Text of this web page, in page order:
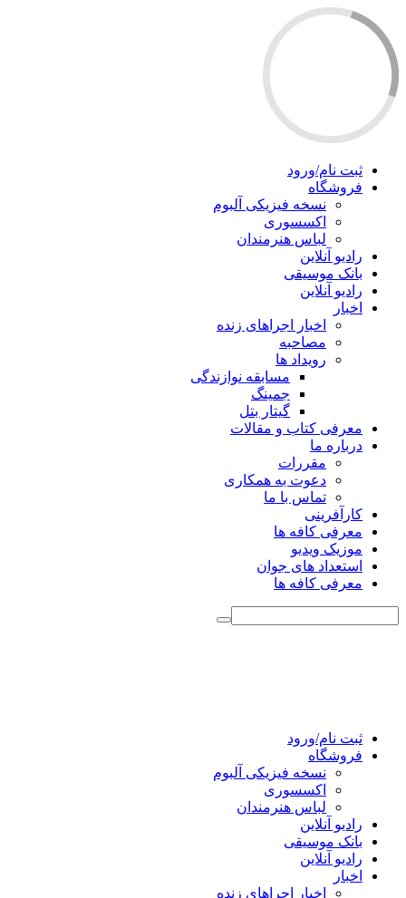
ثبت نام/ورود
فروشگاه
نسخه فیزیکی آلبوم
اکسسوری
لباس هنرمندان
رادیو آنلاین
بانک موسیقی
رادیو آنلاین
اخبار
اخبار اجراهای زنده
مصاحبه
رویداد ها
مسابقه نوازندگی
جمینگ
گیتار بتل
معرفی کتاب و مقالات
درباره ما
مقررات
دعوت به همکاری
تماس با ما
کارآفرینی
معرفی کافه ها
موزیک ویدیو
استعداد های جوان
معرفی کافه ها
ثبت نام/ورود
فروشگاه
نسخه فیزیکی آلبوم
اکسسوری
لباس هنرمندان
رادیو آنلاین
بانک موسیقی
رادیو آنلاین
اخبار
اخبار اجراهای زنده